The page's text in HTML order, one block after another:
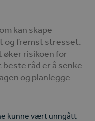
kan skape
og fremst stresset.
øker risikoen for
råd er å senke
og planlegge
kunne vært unngått